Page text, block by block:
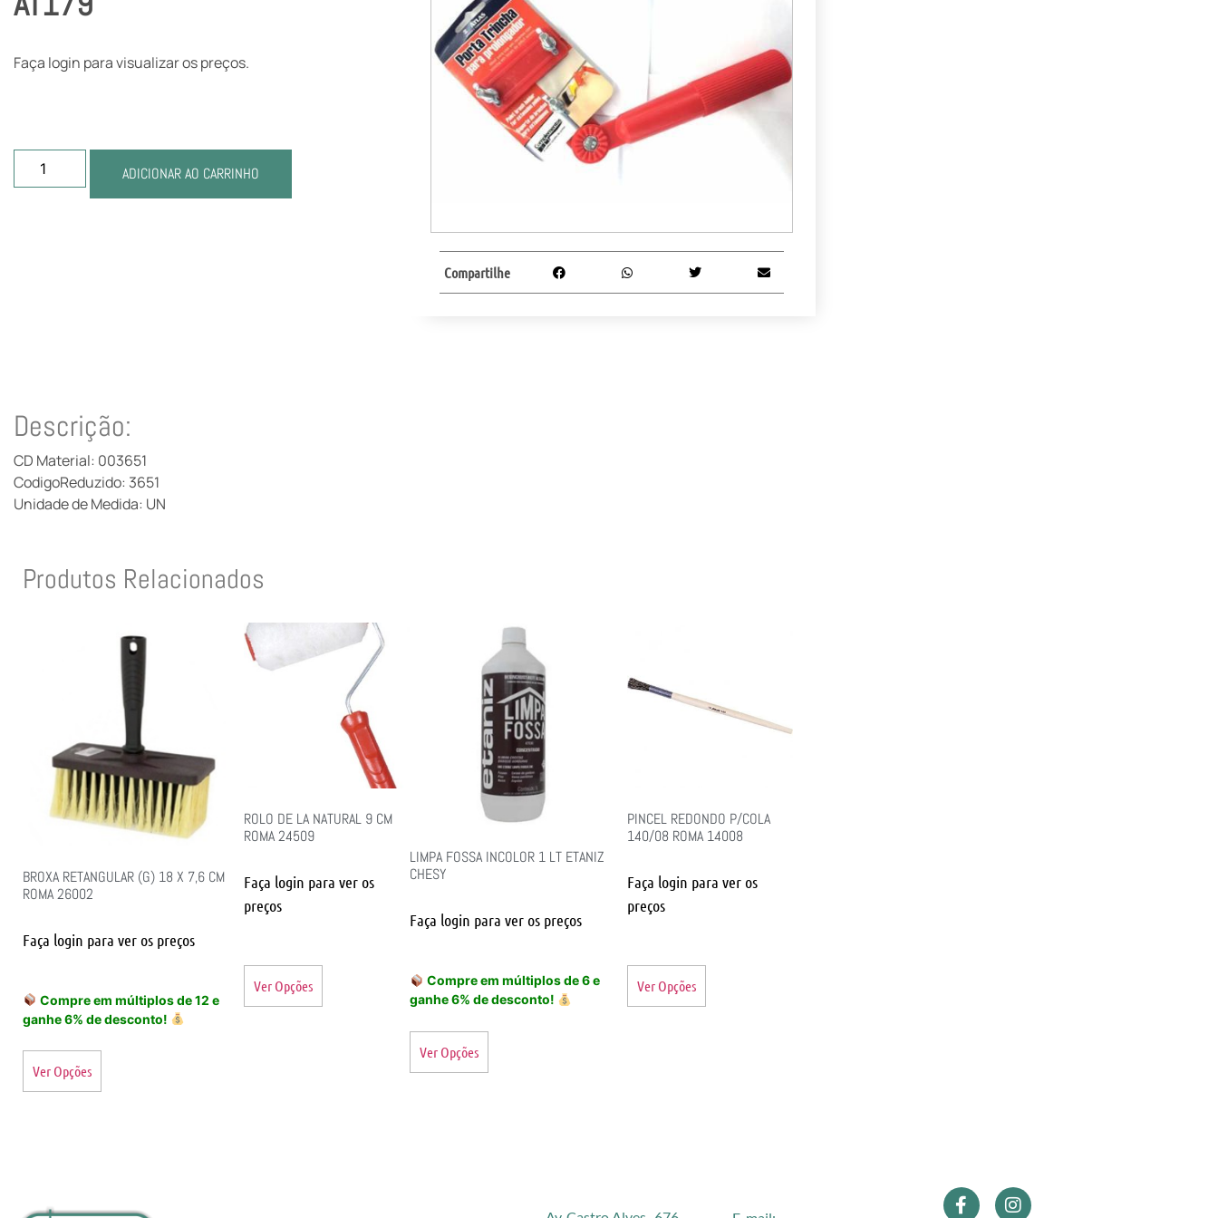
Faça login para visualizar os preços.
ADICIONAR AO CARRINHO
Compartilhe
Descrição:
CD Material: 003651
CodigoReduzido: 3651
Unidade de Medida: UN
Produtos Relacionados
BROXA RETANGULAR (G) 18 X 7,6 CM
ROMA 26002
Faça login para ver os preços
Compre em múltiplos de 12 e
ganhe 6% de desconto!
Ver Opções
ROLO DE LA NATURAL 9 CM
ROMA 24509
Faça login para ver os
preços
Ver Opções
LIMPA FOSSA INCOLOR 1 LT ETANIZ
CHESY
Faça login para ver os preços
Compre em múltiplos de 6 e
ganhe 6% de desconto!
Ver Opções
PINCEL REDONDO P/COLA
140/08 ROMA 14008
Faça login para ver os
preços
Ver Opções